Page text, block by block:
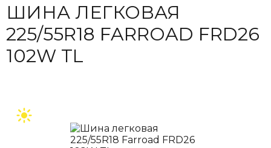
ШИНА ЛЕГКОВАЯ
225/55R18 FARROAD FRD26
102W TL